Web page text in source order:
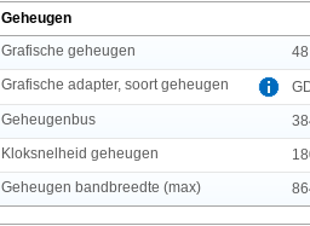
Geheugen
Grafische geheugen
Grafische adapter, soort geheugen
Geheugenbus
Kloksnelheid geheugen
Geheugen bandbreedte (max)